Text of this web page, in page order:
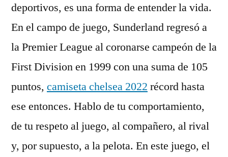
deportivos, es una forma de entender la vida.
En el campo de juego, Sunderland regresó a
la Premier League al coronarse campeón de la
First Division en 1999 con una suma de 105
puntos, camiseta chelsea 2022 récord hasta
ese entonces. Hablo de tu comportamiento,
de tu respeto al juego, al compañero, al rival
y, por supuesto, a la pelota. En este juego, el